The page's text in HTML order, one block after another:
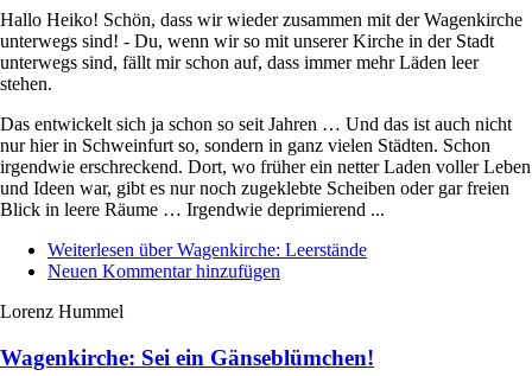
Hallo Heiko! Schön, dass wir wieder zusammen mit der Wagenkirche
unterwegs sind! - Du, wenn wir so mit unserer Kirche in der Stadt
unterwegs sind, fällt mir schon auf, dass immer mehr Läden leer
stehen.
Das entwickelt sich ja schon so seit Jahren … Und das ist auch nicht
nur hier in Schweinfurt so, sondern in ganz vielen Städten. Schon
irgendwie erschreckend. Dort, wo früher ein netter Laden voller Leben
und Ideen war, gibt es nur noch zugeklebte Scheiben oder gar freien
Blick in leere Räume … Irgendwie deprimierend ...
Weiterlesen über Wagenkirche: Leerstände
Neuen Kommentar hinzufügen
Lorenz Hummel
Wagenkirche: Sei ein Gänseblümchen!